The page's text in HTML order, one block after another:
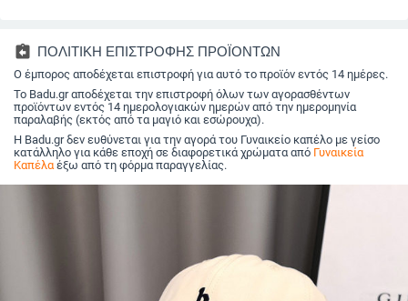
καπέλο Beanie
Κασκόλ τουρμπάνι
Καπάκι κεφαλής
εξωτερικού χώρου
Χοντρό αντιανεμικό
κασκόλ Θερμά
δισκέτα καπέλο ηλίου
Καπέλο για διακοπές
στην παραλία
Κασκέτα Gorros
assignment_return ΠΟΛΙΤΙΚΗ ΕΠΙΣΤΡΟΦΗΣ ΠΡΟΪΟΝΤΩΝ
Ο έμπορος αποδέχεται επιστροφή για αυτό το προϊόν εντός 14 ημέρες.
Το Badu.gr αποδέχεται την επιστροφή όλων των αγορασθέντων
προϊόντων εντός 14 ημερολογιακών ημερών από την ημερομηνία
παραλαβής (εκτός από τα μαγιό και εσώρουχα).
Η Badu.gr δεν ευθύνεται για την αγορά του Γυναικείο καπέλο με γείσο
κατάλληλο για κάθε εποχή σε διαφορετικά χρώματα από Γυναικεία
Καπέλαέξω από τη φόρμα παραγγελίας.